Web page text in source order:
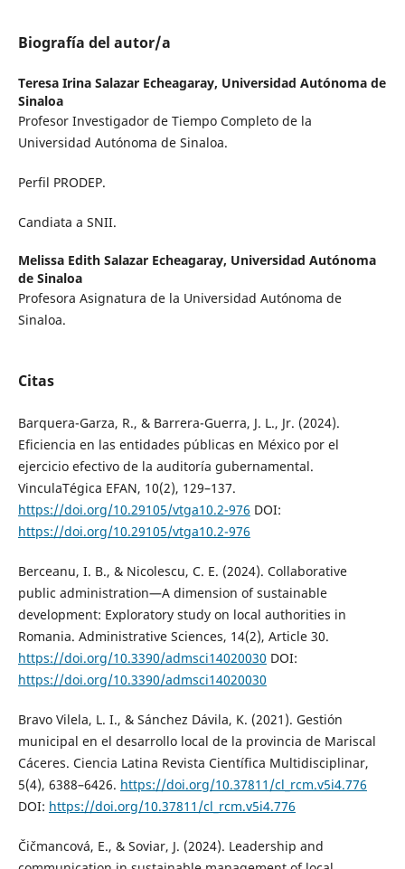
Biografía del autor/a
Teresa Irina Salazar Echeagaray, Universidad Autónoma de
Sinaloa
Profesor Investigador de Tiempo Completo de la
Universidad Autónoma de Sinaloa.
Perfil PRODEP.
Candiata a SNII.
Melissa Edith Salazar Echeagaray, Universidad Autónoma
de Sinaloa
Profesora Asignatura de la Universidad Autónoma de
Sinaloa.
Citas
Barquera-Garza, R., & Barrera-Guerra, J. L., Jr. (2024).
Eficiencia en las entidades públicas en México por el
ejercicio efectivo de la auditoría gubernamental.
VinculaTégica EFAN, 10(2), 129–137.
https://doi.org/10.29105/vtga10.2-976 DOI:
https://doi.org/10.29105/vtga10.2-976
Berceanu, I. B., & Nicolescu, C. E. (2024). Collaborative
public administration—A dimension of sustainable
development: Exploratory study on local authorities in
Romania. Administrative Sciences, 14(2), Article 30.
https://doi.org/10.3390/admsci14020030 DOI:
https://doi.org/10.3390/admsci14020030
Bravo Vilela, L. I., & Sánchez Dávila, K. (2021). Gestión
municipal en el desarrollo local de la provincia de Mariscal
Cáceres. Ciencia Latina Revista Científica Multidisciplinar,
5(4), 6388–6426. https://doi.org/10.37811/cl_rcm.v5i4.776
DOI: https://doi.org/10.37811/cl_rcm.v5i4.776
Čičmancová, E., & Soviar, J. (2024). Leadership and